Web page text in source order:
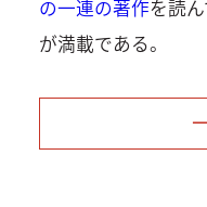
の一連の著作を読
が満載である。